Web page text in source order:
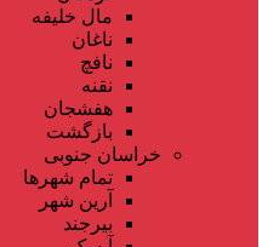
مال خلیفه
ناغان
نافچ
نقنه
هفشجان
بازگشت
خراسان جنوبی
تمام شهر‌ها
آرین شهر
بیرجند